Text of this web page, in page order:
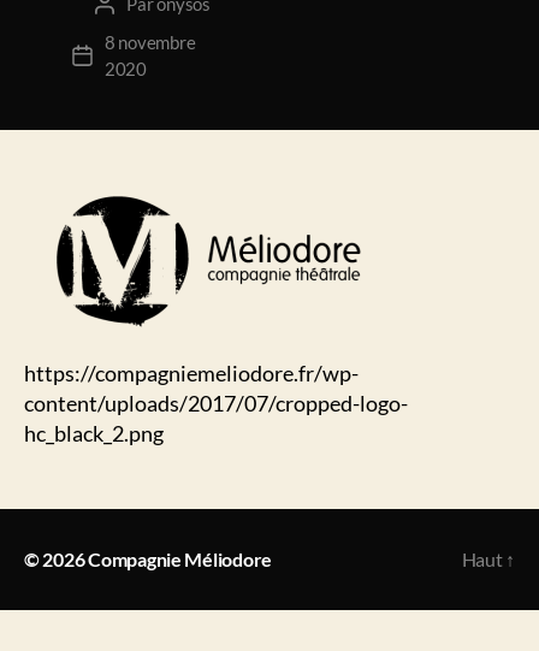
Auteur
de
l’article
Date
8 novembre
2020
https://compagniemeliodore.fr/wp-
content/uploads/2017/07/cropped-logo-
hc_black_2.png
© 2026Compagnie Méliodore Haut ↑